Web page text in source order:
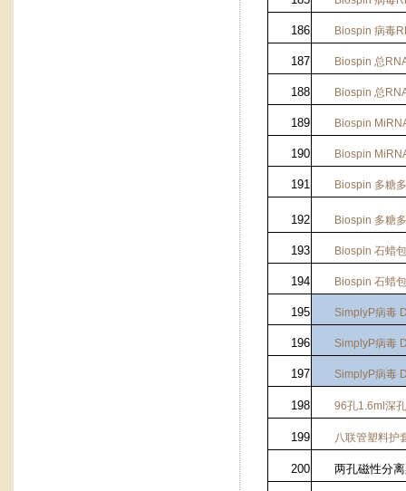
186 Biospin 病毒
187 Biospin 总
188 Biospin 总
189 Biospin
190 Biospin
191 Biospin 多糖
192 Biospin 多糖
193 Biospin 石蜡
194 Biospin 石蜡
195 SimplyP病毒
196 SimplyP病毒
197 SimplyP病毒
198 96孔1.6ml 深
199 八联管塑料护
200 两孔磁性分